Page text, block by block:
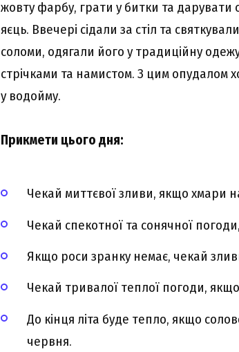
жовту фарбу, грати у битки та дарувати
яєць. Ввечері сідали за стіл та
соломи, одягали його у традиційну
стрічками та намистом. З цим опудалом
у водойму.
Прикмети цього дня:
Чекай миттєвої зливи, якщо хмари
Чекай спекотної та сонячної
Якщо роси зранку немає, чекай
Чекай тривалої теплої погоди,
До кінця літа буде тепло, якщо
червня.